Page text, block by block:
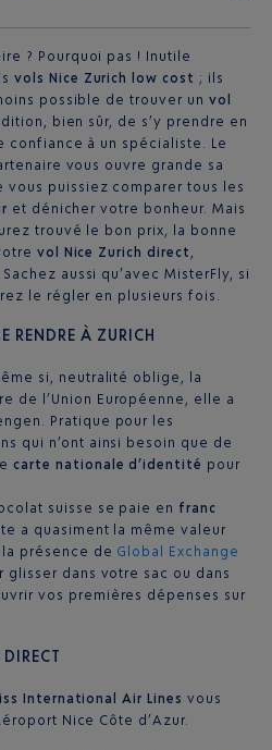
? Pourquoi pas ! Inutile
vols Nice Zurich low cost ; ils
possible de trouver un vol
bien sûr, de s’y prendre en
confiance à un spécialiste. Le
vous ouvre grande sa
vous puissiez comparer tous les
et dénicher votre bonheur. Mais
trouvé le bon prix, la bonne
vol Nice Zurich direct ,
aussi qu’avec MisterFly, si
le régler en plusieurs fois.
RENDRE À ZURICH
si, neutralité oblige, la
de l’Union Européenne, elle a
Pratique pour les
qui n’ont ainsi besoin que de
carte nationale d’identité pour
suisse se paie en franc
a quasiment la même valeur
présence de Global Exchange
glisser dans votre sac ou dans
vos premières dépenses sur
International Air Lines vous
Nice Côte d’Azur.